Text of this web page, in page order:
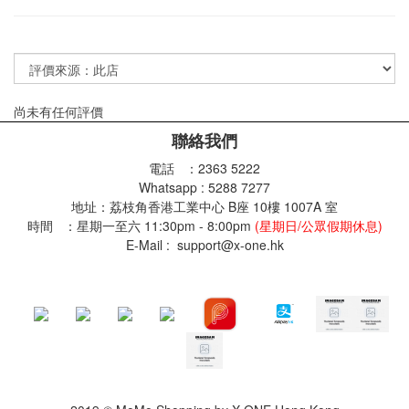
尚未有任何評價
聯絡我們
電話 ：2363 5222
Whatsapp : 5288 7277
地址：荔枝角香港工業中心 B座 10樓 1007A 室
時間 ：星期一至六 11:30pm - 8:00pm (星期日/公眾假期休息)
E-Mail : support@x-one.hk